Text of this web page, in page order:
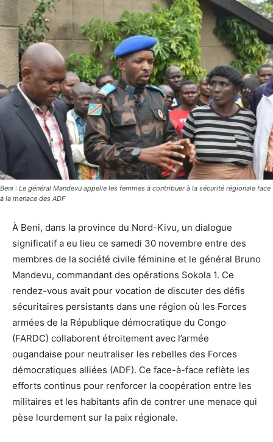
Beni : Le général Mandevu appelle les femmes à contribuer à la sécurité régionale face
à la menace des ADF
À Beni, dans la province du Nord-Kivu, un dialogue
significatif a eu lieu ce samedi 30 novembre entre des
membres de la société civile féminine et le général Bruno
Mandevu, commandant des opérations Sokola 1. Ce
rendez-vous avait pour vocation de discuter des défis
sécuritaires persistants dans une région où les Forces
armées de la République démocratique du Congo
(FARDC) collaborent étroitement avec l’armée
ougandaise pour neutraliser les rebelles des Forces
démocratiques alliées (ADF). Ce face-à-face reflète les
efforts continus pour renforcer la coopération entre les
militaires et les habitants afin de contrer une menace qui
pèse lourdement sur la paix régionale.